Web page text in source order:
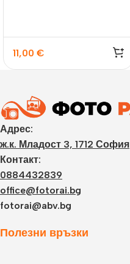
11,00 €
Адрес:
ж.к. Младост 3, 1712 София
Контакт:
0884432839
office@fotorai.bg
fotorai@abv.bg
Полезни връзки